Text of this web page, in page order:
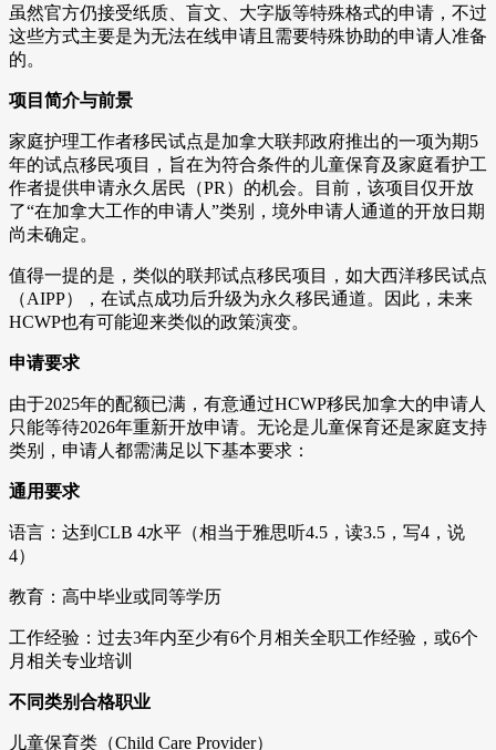
虽然官方仍接受纸质、盲文、大字版等特殊格式的申请，不过
这些方式主要是为无法在线申请且需要特殊协助的申请人准备
的。
项目简介与前景
家庭护理工作者移民试点是加拿大联邦政府推出的一项为期5
年的试点移民项目，旨在为符合条件的儿童保育及家庭看护工
作者提供申请永久居民（PR）的机会。目前，该项目仅开放
了“在加拿大工作的申请人”类别，境外申请人通道的开放日期
尚未确定。
值得一提的是，类似的联邦试点移民项目，如大西洋移民试点
（AIPP），在试点成功后升级为永久移民通道。因此，未来
HCWP也有可能迎来类似的政策演变。
申请要求
由于2025年的配额已满，有意通过HCWP移民加拿大的申请人
只能等待2026年重新开放申请。无论是儿童保育还是家庭支持
类别，申请人都需满足以下基本要求：
通用要求
语言：达到CLB 4水平（相当于雅思听4.5，读3.5，写4，说
4）
教育：高中毕业或同等学历
工作经验：过去3年内至少有6个月相关全职工作经验，或6个
月相关专业培训
不同类别合格职业
儿童保育类（Child Care Provider）